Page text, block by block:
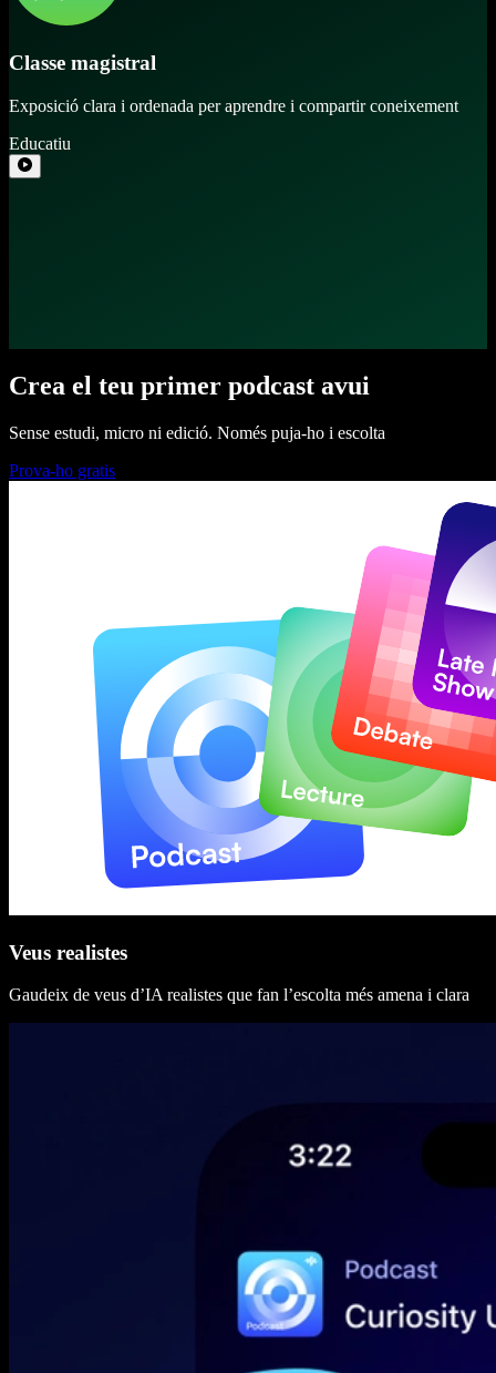
Classe magistral
Exposició clara i ordenada per aprendre i compartir coneixement
Educatiu
Crea el teu primer podcast avui
Sense estudi, micro ni edició. Només puja-ho i escolta
Prova-ho gratis
Veus realistes
Gaudeix de veus d’IA realistes que fan l’escolta més amena i clara